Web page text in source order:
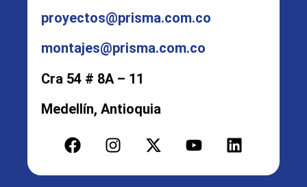
proyectos@prisma.com.co
montajes@prisma.com.co
Cra 54 # 8A – 11
Medellín, Antioquia